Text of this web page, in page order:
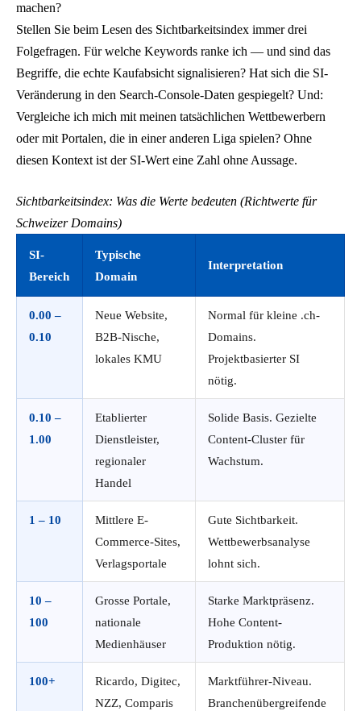
machen?
Stellen Sie beim Lesen des Sichtbarkeitsindex immer drei
Folgefragen. Für welche Keywords ranke ich — und sind das
Begriffe, die echte Kaufabsicht signalisieren? Hat sich die SI-
Veränderung in den Search-Console-Daten gespiegelt? Und:
Vergleiche ich mich mit meinen tatsächlichen Wettbewerbern
oder mit Portalen, die in einer anderen Liga spielen? Ohne
diesen Kontext ist der SI-Wert eine Zahl ohne Aussage.
Sichtbarkeitsindex: Was die Werte bedeuten (Richtwerte für
Schweizer Domains)
SI-
Bereich
Typische
Domain
Interpretation
0.00 –
0.10
Neue Website,
B2B-Nische,
lokales KMU
Normal für kleine .ch-
Domains.
Projektbasierter SI
nötig.
0.10 –
1.00
Etablierter
Dienstleister,
regionaler
Handel
Solide Basis. Gezielte
Content-Cluster für
Wachstum.
1 – 10
Mittlere E-
Commerce-Sites,
Verlagsportale
Gute Sichtbarkeit.
Wettbewerbsanalyse
lohnt sich.
10 –
100
Grosse Portale,
nationale
Medienhäuser
Starke Marktpräsenz.
Hohe Content-
Produktion nötig.
100+
Ricardo, Digitec,
NZZ, Comparis
Marktführer-Niveau.
Branchenübergreifende